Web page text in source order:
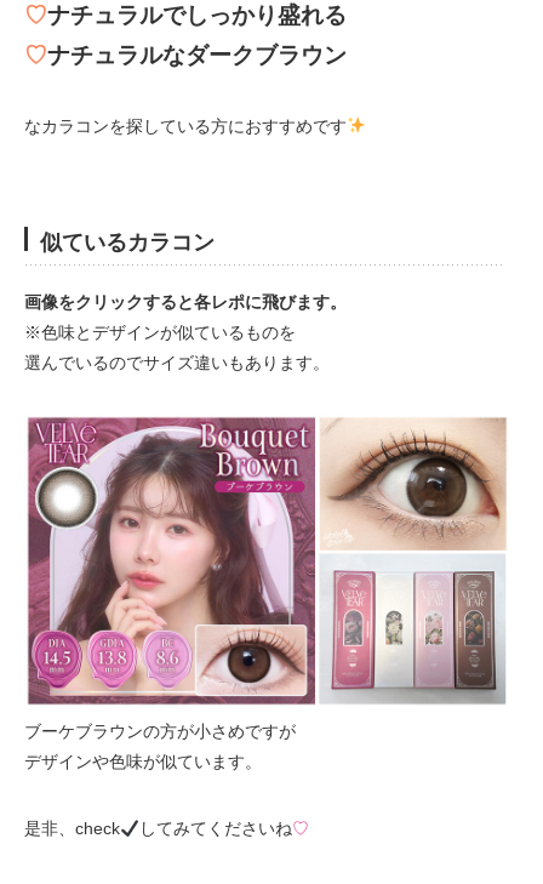
♡ナチュラルでしっかり盛れる
♡ナチュラルなダークブラウン
なカラコンを探している方におすすめです
似ているカラコン
画像をクリックすると各レポに飛びます。
※色味とデザインが似ているものを
選んでいるのでサイズ違いもあります。
ブーケブラウンの方が小さめですが
デザインや色味が似ています。
是非、check してみてくださいね♡